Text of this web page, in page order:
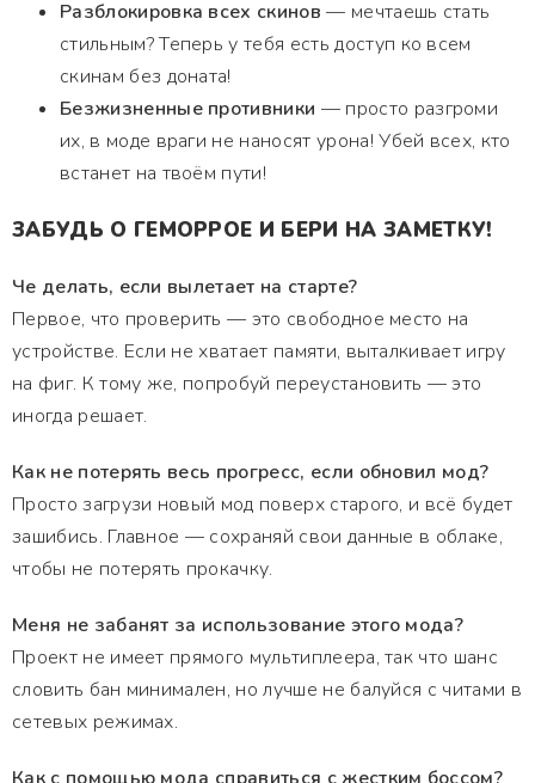
Разблокировка всех скинов — мечтаешь стать
стильным? Теперь у тебя есть доступ ко всем
скинам без доната!
Безжизненные противники — просто разгроми
их, в моде враги не наносят урона! Убей всех, кто
встанет на твоём пути!
ЗАБУДЬ О ГЕМОРРОЕ И БЕРИ НА ЗАМЕТКУ!
Че делать, если вылетает на старте?
Первое, что проверить — это свободное место на
устройстве. Если не хватает памяти, выталкивает игру
на фиг. К тому же, попробуй переустановить — это
иногда решает.
Как не потерять весь прогресс, если обновил мод?
Просто загрузи новый мод поверх старого, и всё будет
зашибись. Главное — сохраняй свои данные в облаке,
чтобы не потерять прокачку.
Меня не забанят за использование этого мода?
Проект не имеет прямого мультиплеера, так что шанс
словить бан минимален, но лучше не балуйся с читами в
сетевых режимах.